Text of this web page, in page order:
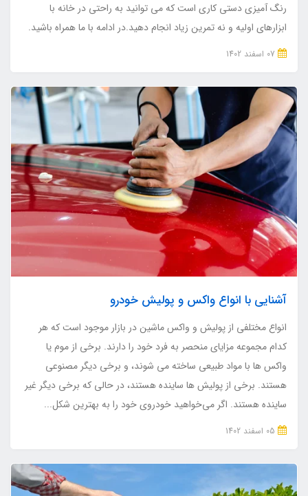
رنگ آمیزی دستی کاری است که می توانید به راحتی در خانه با
ابزارهای اولیه و نه تمرین زیاد انجام دهید.در ادامه با ما همراه باشید.
آشنایی با انواع واکس و پولیش خودرو
انواع مختلفی از پولیش و واکس ماشین در بازار موجود است که هر
کدام مجموعه مزایای منحصر به فرد خود را دارند. برخی از موم یا
واکس ها با مواد طبیعی ساخته می شوند، و برخی دیگر مصنوعی
هستند. برخی از پولیش ها ساینده هستند، در حالی که برخی دیگر غیر
ساینده هستند. اگر می‌خواهید خودروی خود را به بهترین شکل...